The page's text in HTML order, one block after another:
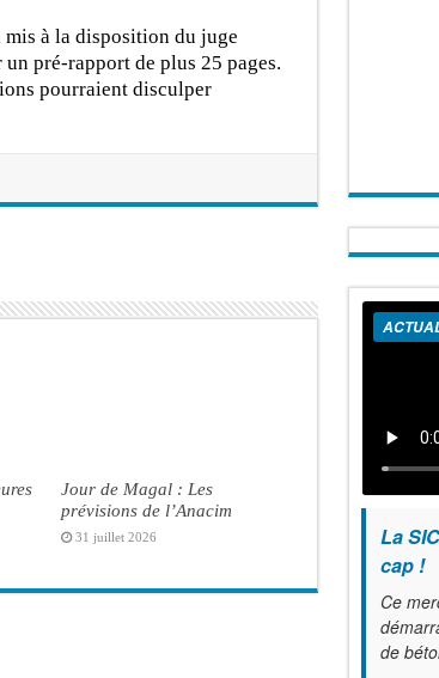
mis à la disposition du juge
pré-rapport de plus 25 pages.
pourraient disculper
Jour de Magal : Les
prévisions de l’Anacim
31 juillet 2026
La
cap !
Ce
de